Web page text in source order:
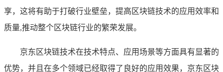
享，这将有助于打破行业壁垒，提高区块链技术的应用效率和
质量,推动整个区块链行业的繁荣发展。
京东区块链技术在技术特点、应用场景等方面具有显著的
优势，并且在多个领域已经取得了良好的应用效果，京东区块